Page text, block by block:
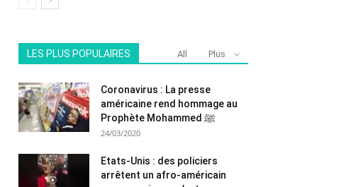
LES PLUS POPULAIRES All Plus
Coronavirus : La presse
américaine rend hommage au
Prophète Mohammed ﷺ
24/03/2020
Etats-Unis : des policiers
arrêtent un afro-américain